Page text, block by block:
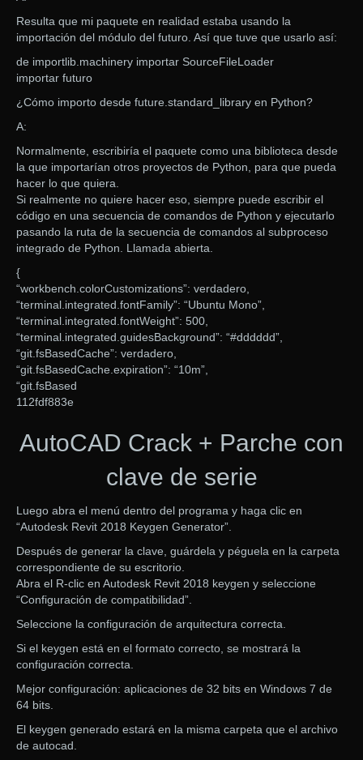
Resulta que mi paquete en realidad estaba usando la
importación del módulo del futuro. Así que tuve que usarlo así:
de importlib.machinery importar SourceFileLoader
importar futuro
¿Cómo importo desde future.standard_library en Python?
A:
Normalmente, escribiría el paquete como una biblioteca desde
la que importarían otros proyectos de Python, para que pueda
hacer lo que quiera.
Si realmente no quiere hacer eso, siempre puede escribir el
código en una secuencia de comandos de Python y ejecutarlo
pasando la ruta de la secuencia de comandos al subproceso
integrado de Python. Llamada abierta.
{
“workbench.colorCustomizations”: verdadero,
“terminal.integrated.fontFamily”: “Ubuntu Mono”,
“terminal.integrated.fontWeight”: 500,
“terminal.integrated.guidesBackground”: “#dddddd”,
“git.fsBasedCache”: verdadero,
“git.fsBasedCache.expiration”: “10m”,
“git.fsBased
112fdf883e
AutoCAD Crack + Parche con
clave de serie
Luego abra el menú dentro del programa y haga clic en
“Autodesk Revit 2018 Keygen Generator”.
Después de generar la clave, guárdela y péguela en la carpeta
correspondiente de su escritorio.
Abra el R-clic en Autodesk Revit 2018 keygen y seleccione
“Configuración de compatibilidad”.
Seleccione la configuración de arquitectura correcta.
Si el keygen está en el formato correcto, se mostrará la
configuración correcta.
Mejor configuración: aplicaciones de 32 bits en Windows 7 de
64 bits.
El keygen generado estará en la misma carpeta que el archivo
de autocad.